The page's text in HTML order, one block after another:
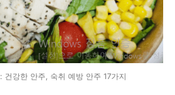
건강한 안주, 숙취 예방 안주 17가지